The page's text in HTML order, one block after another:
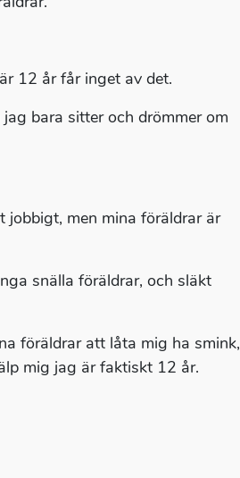
12 år får inget av det.
bara sitter och drömmer om
jobbigt, men mina föräldrar är
snälla föräldrar, och släkt
föräldrar att låta mig ha smink,
mig jag är faktiskt 12 år.